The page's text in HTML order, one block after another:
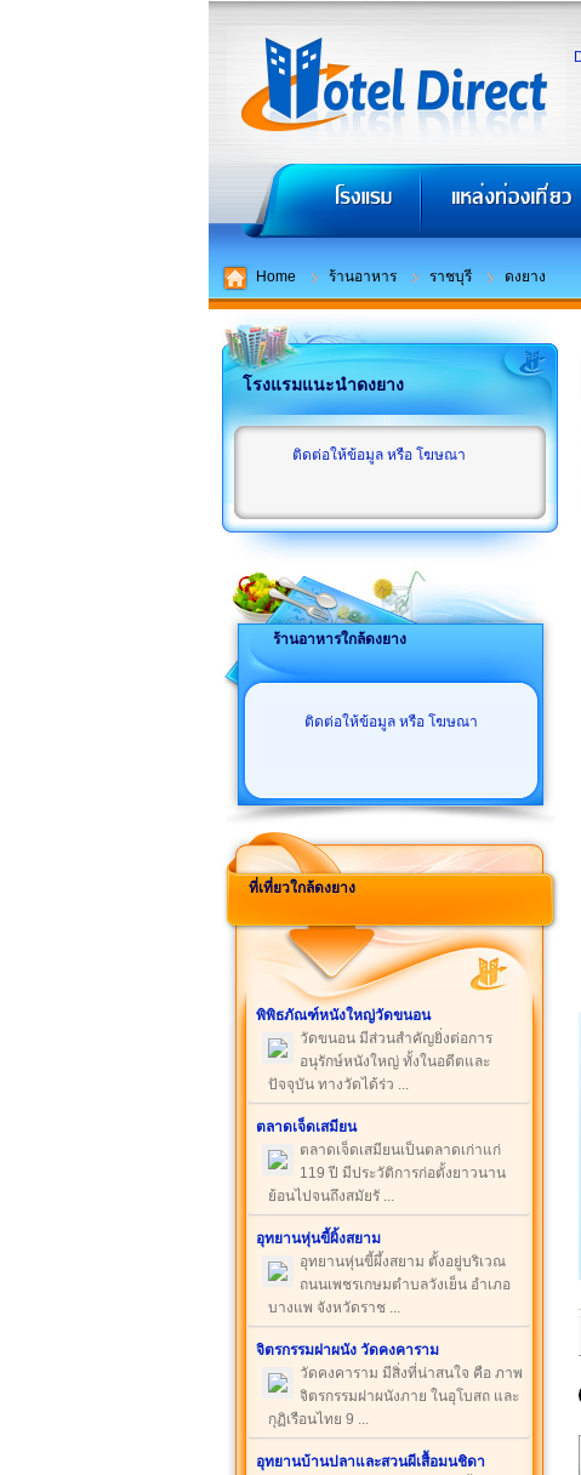
Home ร้านอาหาร ราชบุรี ดงยาง
โรงแรมแนะนำดงยาง
ติดต่อให้ข้อมูล หรือ โฆษณา
ร้านอาหารใกล้ดงยาง
ติดต่อให้ข้อมูล หรือ โฆษณา
ที่เที่ยวใกล้ดงยาง
พิพิธภัณฑ์หนังใหญ่วัดขนอน
วัดขนอน มีส่วนสำคัญยิ่งต่อการ
อนุรักษ์หนังใหญ่ ทั้งในอดีตและ
ปัจจุบัน ทางวัดได้ร่ว ...
ตลาดเจ็ดเสมียน
ตลาดเจ็ดเสมียนเป็นตลาดเก่าแก่
119 ปี มีประวัติการก่อตั้งยาวนาน
ย้อนไปจนถึงสมัยรั ...
อุทยานหุ่นขี้ผิ้งสยาม
อุทยานหุ่นขี้ผึ้งสยาม ตั้งอยู่บริเวณ
ถนนเพชรเกษมตำบลวังเย็น อำเภอ
บางแพ จังหวัดราช ...
จิตรกรรมฝาผนัง วัดคงคาราม
วัดคงคาราม มีสิ่งที่น่าสนใจ คือ ภาพ
จิตรกรรมฝาผนังภาย ในอุโบสถ และ
กุฏิเรือนไทย 9 ...
อุทยานบ้านปลาและสวนผีเสื้อมนชิดา